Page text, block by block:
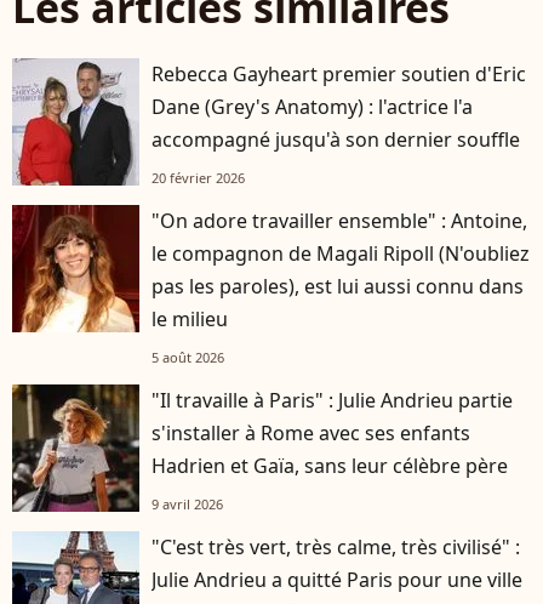
Rebecca Gayheart premier soutien d'Eric
Dane (Grey's Anatomy) : l'actrice l'a
accompagné jusqu'à son dernier souffle
20 février 2026
"On adore travailler ensemble" : Antoine,
le compagnon de Magali Ripoll (N'oubliez
pas les paroles), est lui aussi connu dans
le milieu
5 août 2026
"Il travaille à Paris" : Julie Andrieu partie
s'installer à Rome avec ses enfants
Hadrien et Gaïa, sans leur célèbre père
9 avril 2026
"C'est très vert, très calme, très civilisé" :
Julie Andrieu a quitté Paris pour une ville